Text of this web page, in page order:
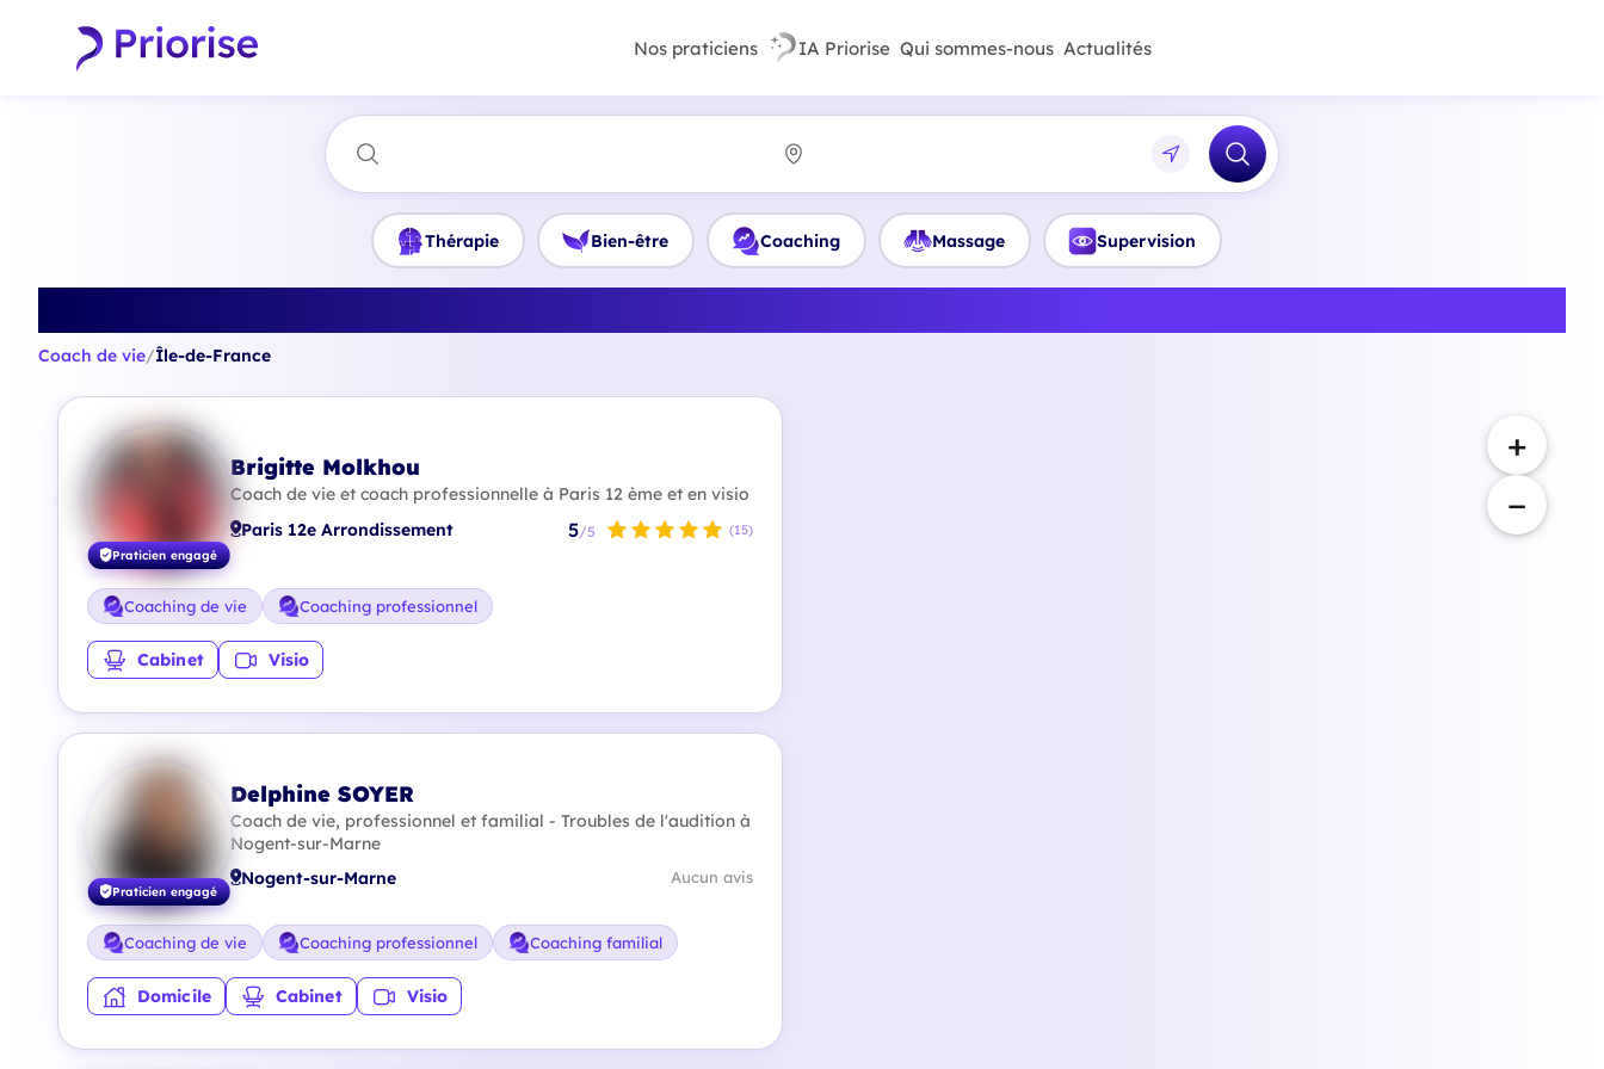
Nos praticiens IA Priorise Qui sommes-nous Actualités
Thérapie Bien-être Coaching Massage Supervision
Coach de vie/Île-de-France
Praticien engagé
Brigitte Molkhou
Coach de vie et coach professionnelle à Paris 12 ème et en visio
Paris 12e Arrondissement 5/5 (15)
Coaching de vie Coaching professionnel
Cabinet Visio
Praticien engagé
Delphine SOYER
Coach de vie, professionnel et familial - Troubles de l'audition à
Nogent-sur-Marne
Nogent-sur-Marne Aucun avis
Coaching de vie Coaching professionnel Coaching familial
Domicile Cabinet Visio
+
−